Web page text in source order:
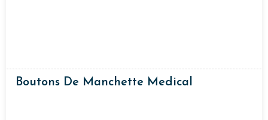
Boutons De Manchette Medical